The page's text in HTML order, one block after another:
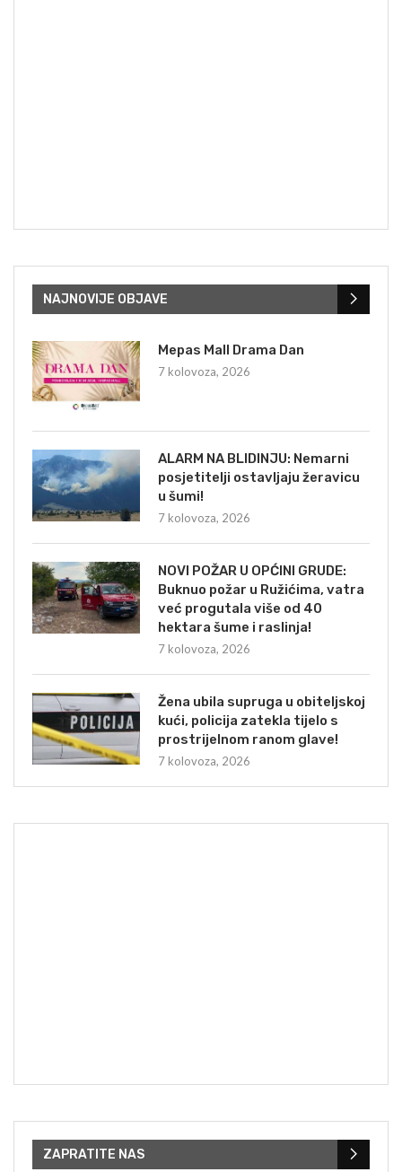
NAJNOVIJE OBJAVE
Mepas Mall Drama Dan
7 kolovoza, 2026
ALARM NA BLIDINJU: Nemarni
posjetitelji ostavljaju žeravicu
u šumi!
7 kolovoza, 2026
NOVI POŽAR U OPĆINI GRUDE:
Buknuo požar u Ružićima, vatra
već progutala više od 40
hektara šume i raslinja!
7 kolovoza, 2026
Žena ubila supruga u obiteljskoj
kući, policija zatekla tijelo s
prostrijelnom ranom glave!
7 kolovoza, 2026
ZAPRATITE NAS